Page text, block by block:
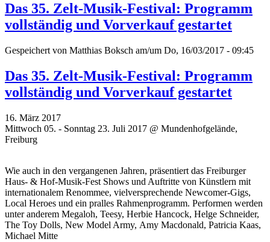
Das 35. Zelt-Musik-Festival: Programm
vollständig und Vorverkauf gestartet
Gespeichert von Matthias Boksch am/um Do, 16/03/2017 - 09:45
Das 35. Zelt-Musik-Festival: Programm
vollständig und Vorverkauf gestartet
16. März 2017
Mittwoch 05. - Sonntag 23. Juli 2017 @ Mundenhofgelände,
Freiburg
Wie auch in den vergangenen Jahren, präsentiert das Freiburger
Haus- & Hof-Musik-Fest Shows und Auftritte von Künstlern mit
internationalem Renommee, vielversprechende Newcomer-Gigs,
Local Heroes und ein pralles Rahmenprogramm. Performen werden
unter anderem Megaloh, Teesy, Herbie Hancock, Helge Schneider,
The Toy Dolls, New Model Army, Amy Macdonald, Patricia Kaas,
Michael Mitte